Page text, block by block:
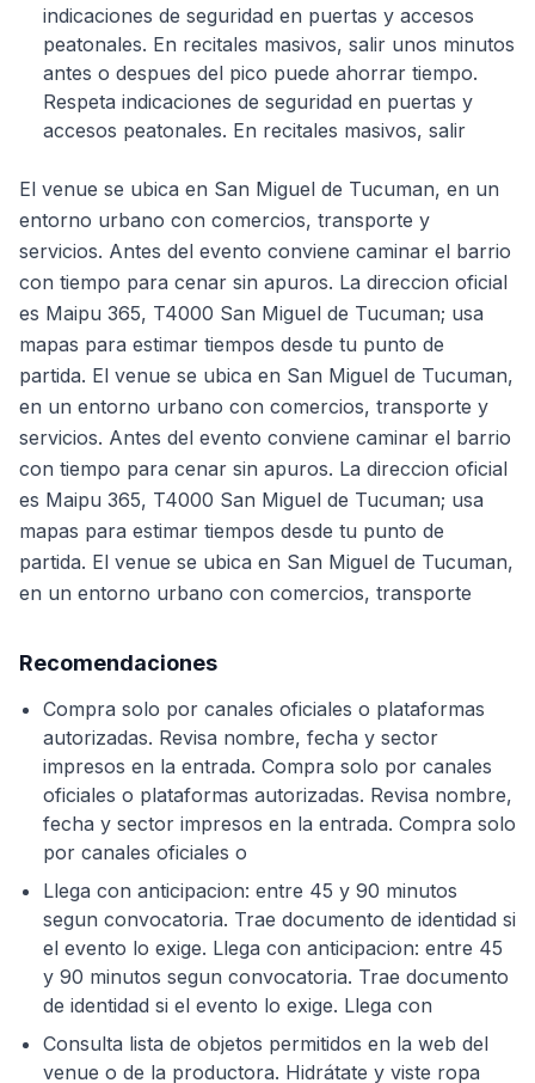
indicaciones de seguridad en puertas y accesos
peatonales. En recitales masivos, salir unos minutos
antes o despues del pico puede ahorrar tiempo.
Respeta indicaciones de seguridad en puertas y
accesos peatonales. En recitales masivos, salir
El venue se ubica en San Miguel de Tucuman, en un
entorno urbano con comercios, transporte y
servicios. Antes del evento conviene caminar el barrio
con tiempo para cenar sin apuros. La direccion oficial
es Maipu 365, T4000 San Miguel de Tucuman; usa
mapas para estimar tiempos desde tu punto de
partida. El venue se ubica en San Miguel de Tucuman,
en un entorno urbano con comercios, transporte y
servicios. Antes del evento conviene caminar el barrio
con tiempo para cenar sin apuros. La direccion oficial
es Maipu 365, T4000 San Miguel de Tucuman; usa
mapas para estimar tiempos desde tu punto de
partida. El venue se ubica en San Miguel de Tucuman,
en un entorno urbano con comercios, transporte
Recomendaciones
Compra solo por canales oficiales o plataformas
autorizadas. Revisa nombre, fecha y sector
impresos en la entrada. Compra solo por canales
oficiales o plataformas autorizadas. Revisa nombre,
fecha y sector impresos en la entrada. Compra solo
por canales oficiales o
Llega con anticipacion: entre 45 y 90 minutos
segun convocatoria. Trae documento de identidad si
el evento lo exige. Llega con anticipacion: entre 45
y 90 minutos segun convocatoria. Trae documento
de identidad si el evento lo exige. Llega con
Consulta lista de objetos permitidos en la web del
venue o de la productora. Hidrátate y viste ropa